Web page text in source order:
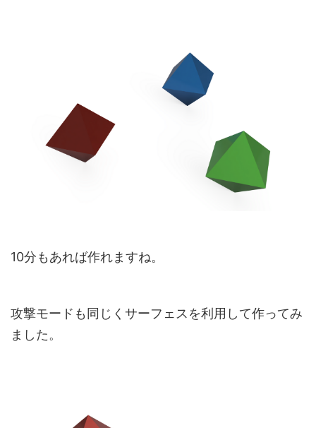
10分もあれば作れますね。
攻撃モードも同じくサーフェスを利用して作ってみ
ました。